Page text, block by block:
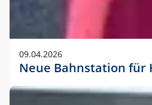
09.04.2026
Neue Bahnstation für